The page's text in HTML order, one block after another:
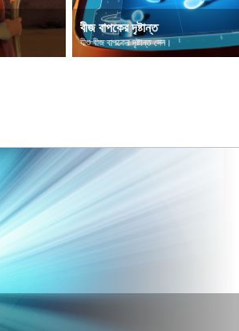
বীজ বাপকের দৃষ্টান্ত
যীশু বীজ বাপকের দৃষ্টান্ত দেন।